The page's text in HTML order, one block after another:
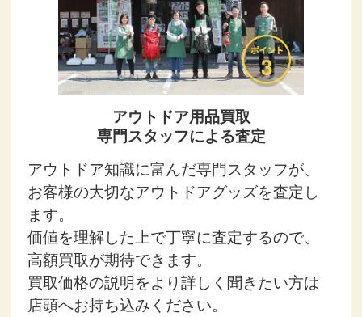
アウトドア用品買取
専門スタッフによる査定
アウトドア知識に富んだ専門スタッフが、
お客様の大切なアウトドアグッズを査定し
ます。
価値を理解した上で丁寧に査定するので、
高額買取が期待できます。
買取価格の説明をより詳しく聞きたい方は
店頭へお持ち込みください。